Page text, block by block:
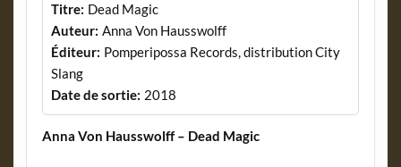
Titre: Dead Magic
Auteur: Anna Von Hausswolff
Éditeur: Pomperipossa Records, distribution City
Slang
Date de sortie: 2018
Anna Von Hausswolff – Dead Magic